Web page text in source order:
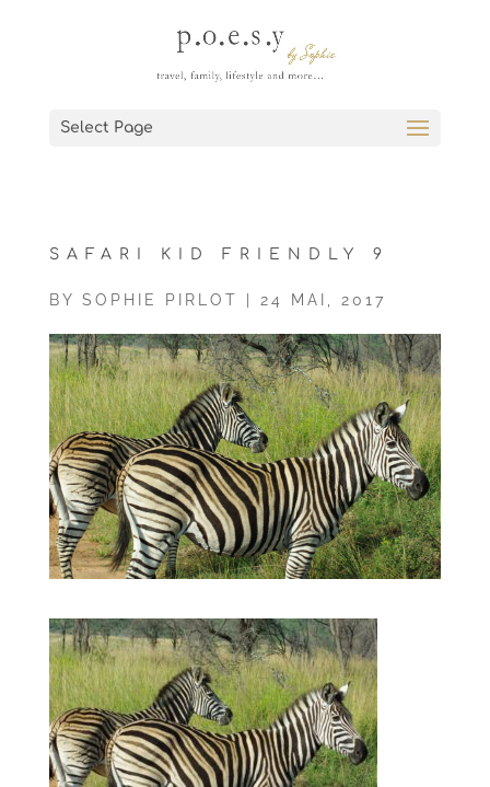
Select Page
SAFARI KID FRIENDLY 9
BY SOPHIE PIRLOT 24 MAI, 2017